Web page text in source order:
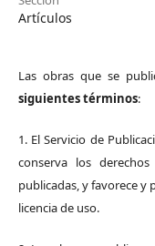
Artículos
Las obras que se
siguientes términos:
1. El Servicio de
conserva los
publicadas, y favorece y
licencia de uso.